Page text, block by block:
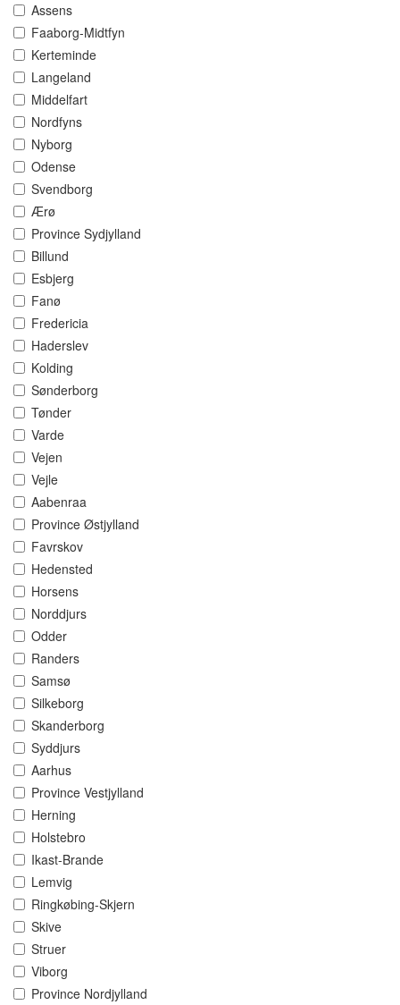
Assens
Faaborg-Midtfyn
Kerteminde
Langeland
Middelfart
Nordfyns
Nyborg
Odense
Svendborg
Ærø
Province Sydjylland
Billund
Esbjerg
Fanø
Fredericia
Haderslev
Kolding
Sønderborg
Tønder
Varde
Vejen
Vejle
Aabenraa
Province Østjylland
Favrskov
Hedensted
Horsens
Norddjurs
Odder
Randers
Samsø
Silkeborg
Skanderborg
Syddjurs
Aarhus
Province Vestjylland
Herning
Holstebro
Ikast-Brande
Lemvig
Ringkøbing-Skjern
Skive
Struer
Viborg
Province Nordjylland